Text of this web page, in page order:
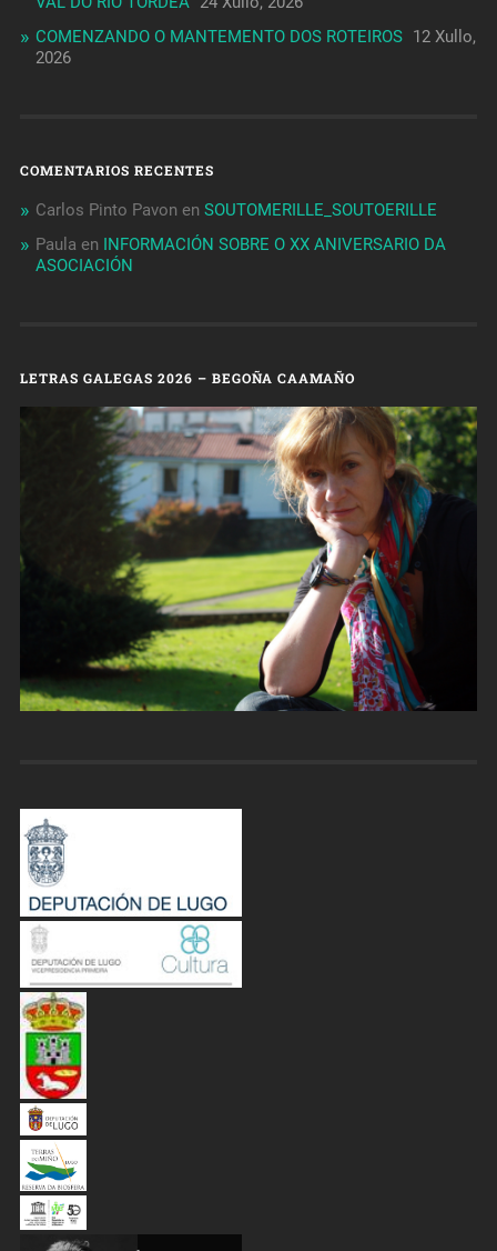
COMENZANDO O MANTEMENTO DOS ROTEIROS 12 Xullo,
2026
COMENTARIOS RECENTES
Carlos Pinto Pavon en SOUTOMERILLE_SOUTOERILLE
Paula en INFORMACIÓN SOBRE O XX ANIVERSARIO DA
ASOCIACIÓN
LETRAS GALEGAS 2026 – BEGOÑA CAAMAÑO